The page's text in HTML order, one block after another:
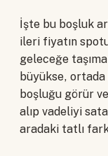
İşte bu boşluk
ileri fiyatın
geleceğe
büyükse,
boşluğu görür
alıp vadeliyi
aradaki tatlı